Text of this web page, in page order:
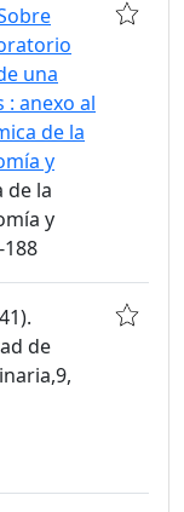
una
anexo al
de la
y
de la
y
de